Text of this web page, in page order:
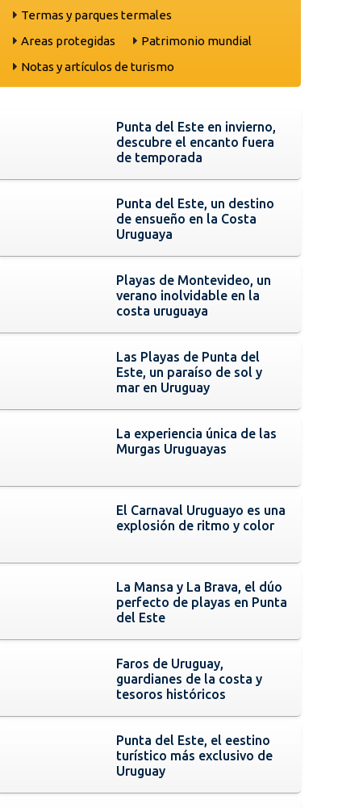
Termas y parques termales
Areas protegidas
Patrimonio mundial
Notas y artículos de turismo
Punta del Este en invierno,
descubre el encanto fuera
de temporada
Punta del Este, un destino
de ensueño en la Costa
Uruguaya
Playas de Montevideo, un
verano inolvidable en la
costa uruguaya
Las Playas de Punta del
Este, un paraíso de sol y
mar en Uruguay
La experiencia única de las
Murgas Uruguayas
El Carnaval Uruguayo es una
explosión de ritmo y color
La Mansa y La Brava, el dúo
perfecto de playas en Punta
del Este
Faros de Uruguay,
guardianes de la costa y
tesoros históricos
Punta del Este, el eestino
turístico más exclusivo de
Uruguay